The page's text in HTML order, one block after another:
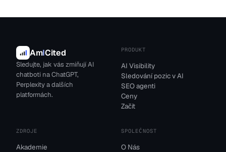
AmICited
Sledujte, jak vás zmiňují AI
chatboti na ChatGPT,
Perplexity a dalších
platformách.
PRODUKT
AI Visibility
Sledování pozic v AI
SEO agenti
Ceny
Začít
ZDROJE
Akademie
SPOLEČNOST
O Nás